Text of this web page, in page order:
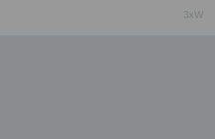
3xW